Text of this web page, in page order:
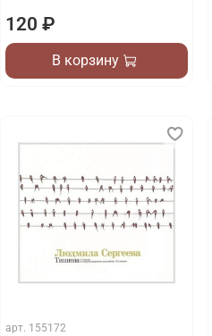
120 ₽
В корзину
арт. 155172